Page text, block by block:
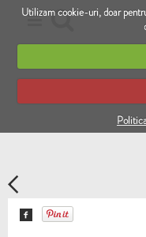
Utilizam cookie-uri, doar